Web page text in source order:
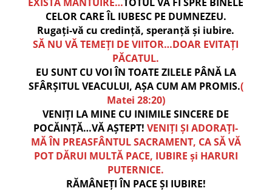
CELOR CARE ÎL IUBESC PE DUMNEZEU.
Rugați-vă cu credință, speranță și iubire.
SĂ NU VĂ TEMEȚI DE VIITOR…DOAR EVITAȚI
PĂCATUL.
EU SUNT CU VOI ÎN TOATE ZILELE PÂNĂ LA
SFÂRȘITUL VEACULUI, AȘA CUM AM PROMIS.(
Matei 28:20)
VENIȚI LA MINE CU INIMILE SINCERE DE
POCĂINȚĂ…VĂ AȘTEPT!VENIȚI ȘI ADORAȚI-
MĂ ÎN PREASFÂNTUL SACRAMENT, CA SĂ VĂ
POT DĂRUI MULTĂ PACE, IUBIRE și HARURI
PUTERNICE.
RĂMÂNEȚI ÎN PACE ȘI IUBIRE!